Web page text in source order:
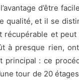
d’être
qualité, et il se
récupérable et
à presque rien,
principal : ce
tour de 20